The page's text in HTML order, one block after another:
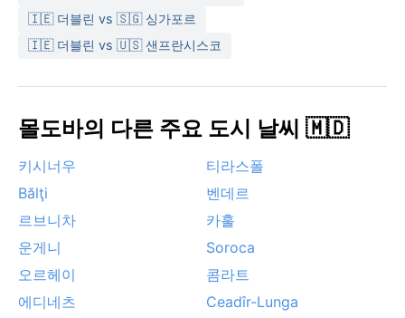
나기도 하지만, 대체로 안정적인 대륙성 기후를 보인다.
눈 덮인 겨울 풍경을 원한다면 1월이 좋고, 녹음이 짙은
여유로운 분위기를 즐기려면 7월이 적합하다.
🇮🇪 더블린 vs 🇸🇬 싱가포르
🇮🇪 더블린 vs 🇺🇸 샌프란시스코
몰도바의 다른 주요 도시 날씨 🇲🇩
키시너우
티라스폴
Bălţi
벤데르
르브니차
카훌
운게니
Soroca
오르헤이
콤라트
에디네츠
Ceadîr-Lunga